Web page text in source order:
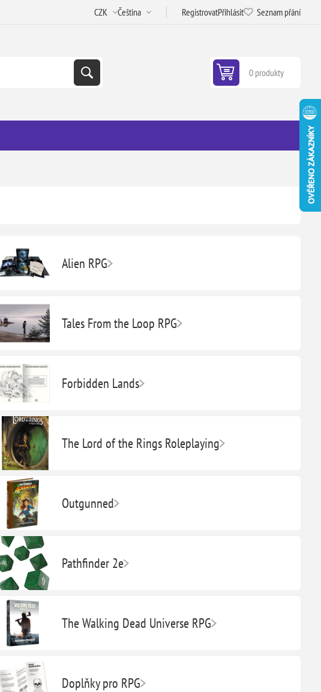
RegistrovatPřihlásit Seznam přání
0 produkty
Alien RPG
Tales From the Loop RPG
Forbidden Lands
The Lord of the Rings Roleplaying
Outgunned
Pathfinder 2e
The Walking Dead Universe RPG
Doplňky pro RPG